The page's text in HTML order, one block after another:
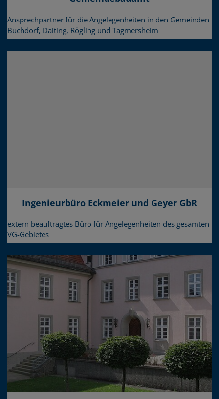
Ansprechpartner für die Angelegenheiten in den Gemeinden
Buchdorf, Daiting, Rögling und Tagmersheim
Ingenieurbüro Eckmeier und Geyer GbR
extern beauftragtes Büro für Angelegenheiten des gesamten
VG-Gebietes